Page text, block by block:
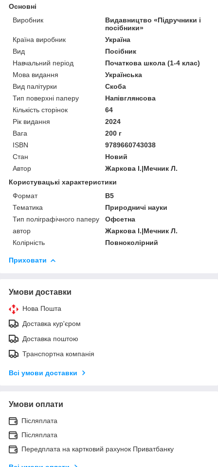
Основні
Виробник
Видавництво «Підручники і
посібники»
Країна виробник
Україна
Вид
Посібник
Навчальний період
Початкова школа (1-4 клас)
Мова видання
Українська
Вид палітурки
Скоба
Тип поверхні паперу
Напівглянсова
Кількість сторінок
64
Рік видання
2024
Вага
200 г
ISBN
9789660743038
Стан
Новий
Автор
Жаркова І.|Мечник Л.
Користувацькі характеристики
Формат
В5
Тематика
Природничі науки
Тип поліграфічного паперу
Офсетна
автор
Жаркова І.|Мечник Л.
Колірність
Повноколірний
Приховати
Умови доставки
Нова Пошта
Доставка кур'єром
Доставка поштою
Транспортна компанія
Всі умови доставки
Умови оплати
Післяплата
Післяплата
Передплата на картковий рахунок Приватбанку